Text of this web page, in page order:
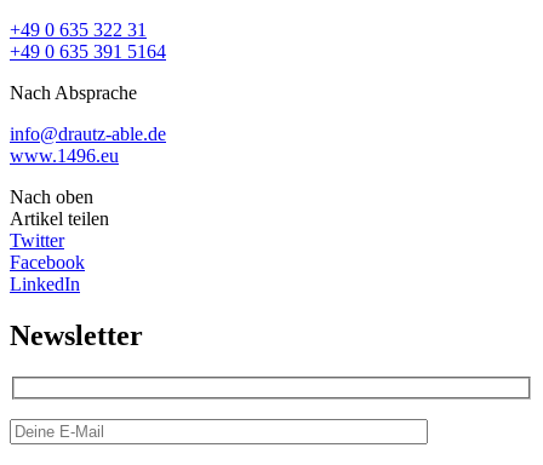
+49 0 635 322 31
+49 0 635 391 5164
Nach Absprache
info@drautz-able.de
www.1496.eu
Nach oben
Artikel teilen
Twitter
Facebook
LinkedIn
Newsletter